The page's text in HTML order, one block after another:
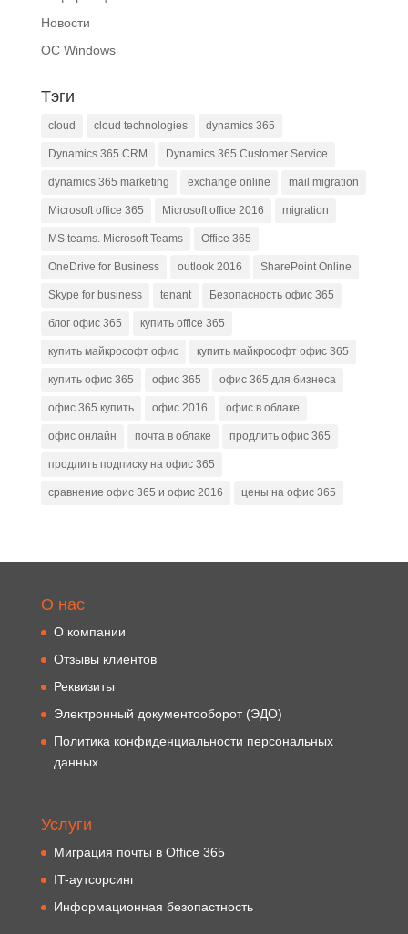
Новости
ОС Windows
Тэги
cloud cloud technologies dynamics 365
Dynamics 365 CRM Dynamics 365 Customer Service
dynamics 365 marketing exchange online mail migration
Microsoft office 365 Microsoft office 2016 migration
MS teams. Microsoft Teams Office 365
OneDrive for Business outlook 2016 SharePoint Online
Skype for business tenant Безопасность офис 365
блог офис 365 купить office 365
купить майкрософт офис купить майкрософт офис 365
купить офис 365 офис 365 офис 365 для бизнеса
офис 365 купить офис 2016 офис в облаке
офис онлайн почта в облаке продлить офис 365
продлить подписку на офис 365
сравнение офис 365 и офис 2016 цены на офис 365
О нас
О компании
Отзывы клиентов
Реквизиты
Электронный документооборот (ЭДО)
Политика конфиденциальности персональных
данных
Услуги
Миграция почты в Office 365
IT-аутсорсинг
Информационная безопастность